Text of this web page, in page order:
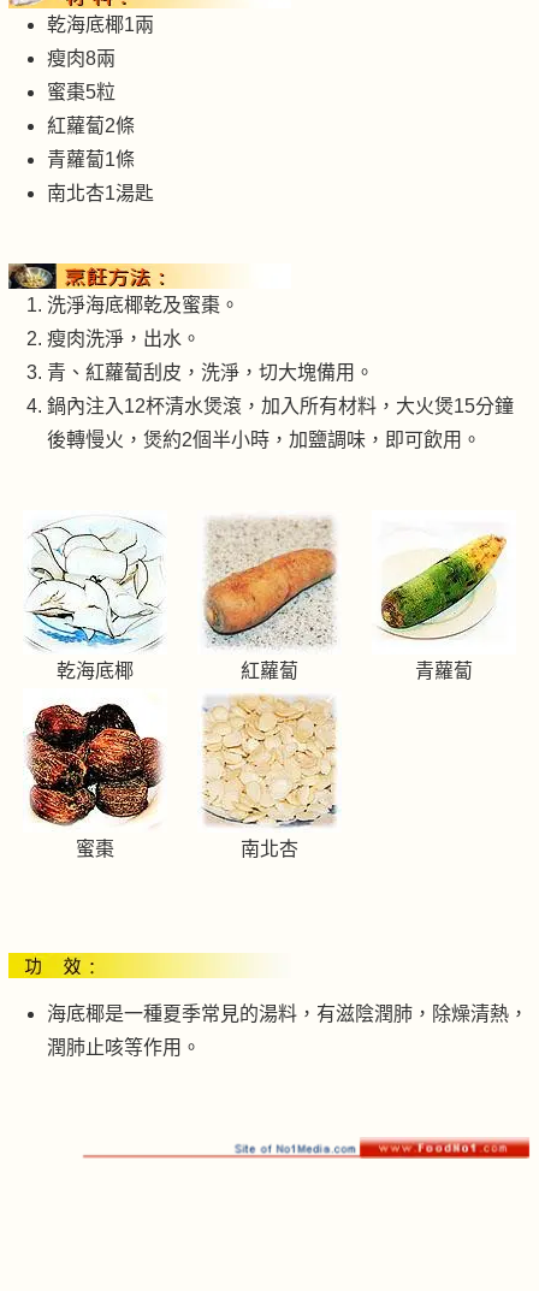
乾海底椰1兩
瘦肉8兩
蜜棗5粒
紅蘿蔔2條
青蘿蔔1條
南北杏1湯匙
洗淨海底椰乾及蜜棗。
瘦肉洗淨，出水。
青、紅蘿蔔刮皮，洗淨，切大塊備用。
鍋內注入12杯清水煲滾，加入所有材料，大火煲15分鐘
後轉慢火，煲約2個半小時，加鹽調味，即可飲用。
乾海底椰 紅蘿蔔 青蘿蔔
蜜棗 南北杏
海底椰是一種夏季常見的湯料，有滋陰潤肺，除燥清熱，
潤肺止咳等作用。